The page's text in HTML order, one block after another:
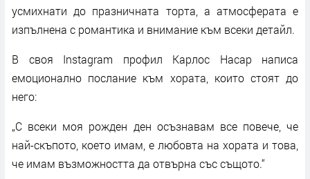
усмихнати до празничната торта, а атмосферата е
изпълнена с романтика и внимание към всеки детайл.
В своя Instagram профил Карлос Насар написа
емоционално послание към хората, които стоят до
него:
„С всеки моя рожден ден осъзнавам все повече, че
най-скъпото, което имам, е любовта на хората и това,
че имам възможността да отвърна със същото.“